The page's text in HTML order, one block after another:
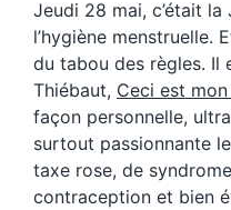
Jeudi 28 mai, c’était
l’hygiène menstruelle.
du tabou des règles. Il
Thiébaut, Ceci est mon
façon personnelle,
surtout passionnante
taxe rose, de
contraception et bien